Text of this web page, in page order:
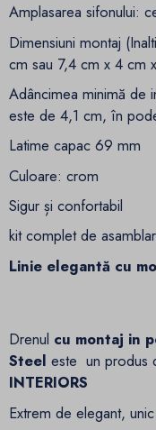
Amplasarea sifonului:
Dimensiuni montaj
cm sau 7,4 cm x 4 cm
Adâncimea minimă de
este de 4,1 cm, în
Latime capac 69 mm
Culoare: crom
Sigur și confortabil
kit complet de
Linie elegantă cu
Drenul cu montaj in
Steel este un produs
INTERIORS
Extrem de elegant,